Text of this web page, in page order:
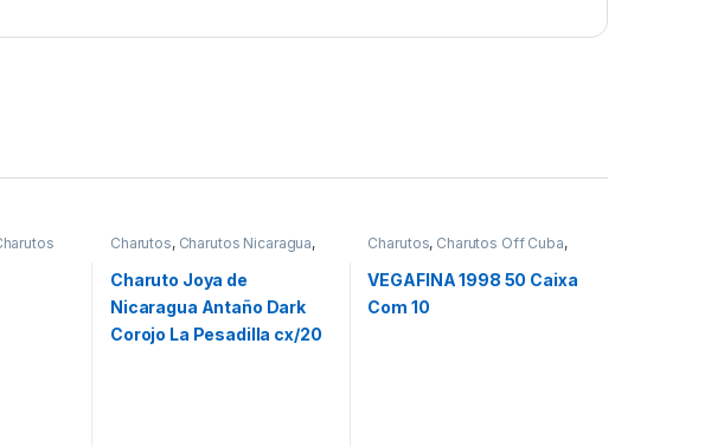
Charutos, Charutos Nicaragua,
Todos
Produtos
Charuto Joya de
Nicaragua Antaño Dark
Corojo La Pesadilla cx/20
Charutos, Charutos Off Cuba,
Página
VEGAFINA 1998 50 Caixa
Com 10